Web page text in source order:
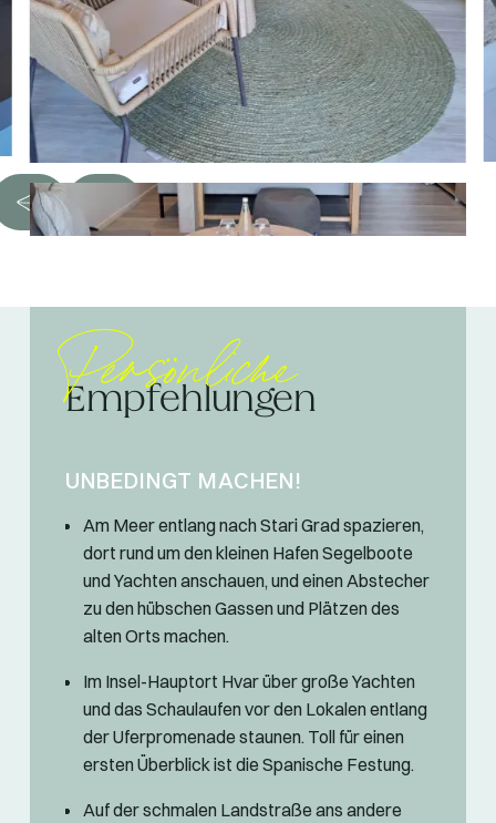
Persönliche
Empfehlungen
UNBEDINGT MACHEN!
Am Meer entlang nach Stari Grad spazieren,
dort rund um den kleinen Hafen Segelboote
und Yachten anschauen, und einen Abstecher
zu den hübschen Gassen und Plätzen des
alten Orts machen.
Im Insel-Hauptort Hvar über große Yachten
und das Schaulaufen vor den Lokalen entlang
der Uferpromenade staunen. Toll für einen
ersten Überblick ist die Spanische Festung.
Auf der schmalen Landstraße ans andere